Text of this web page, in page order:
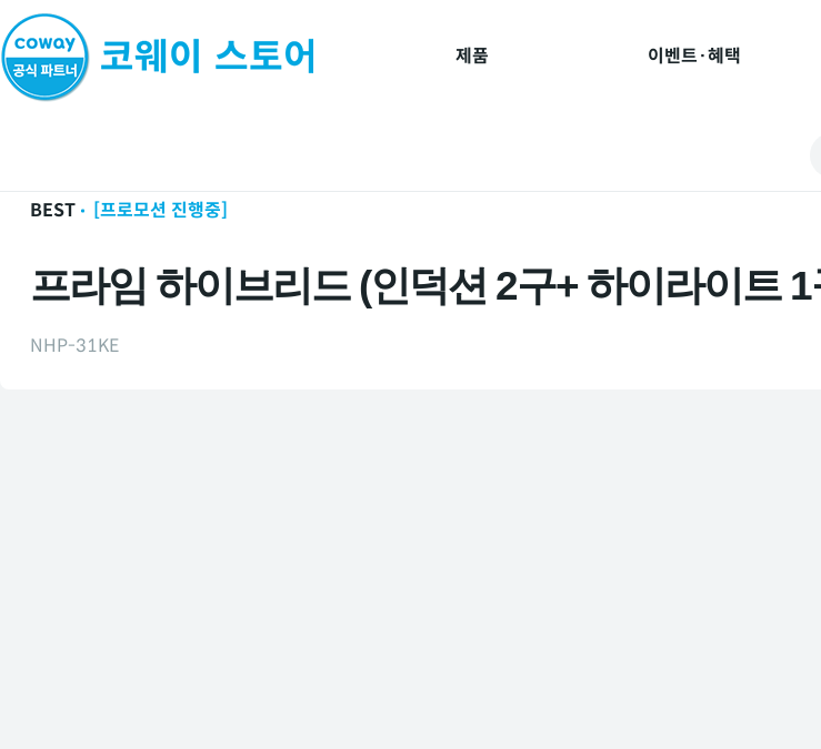
제품 이벤트·혜택
BEST [프로모션 진행중]
프라임 하이브리드 (인덕션 2구+ 하이라이트 1
NHP-31KE